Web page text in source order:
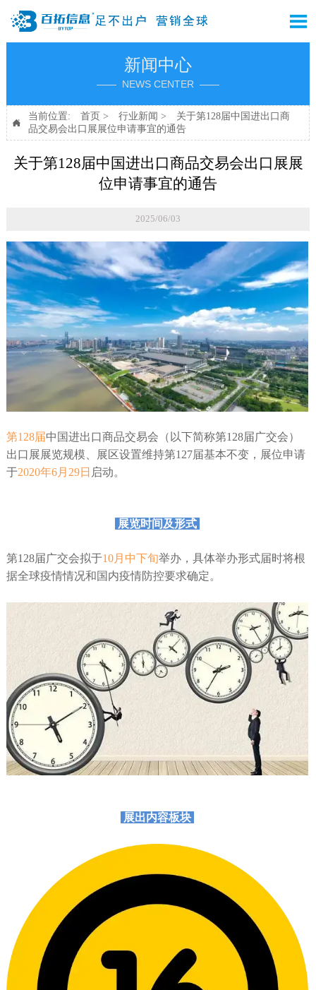

新闻中心
—— NEWS CENTER ——

当前位置: 首页 > 行业新闻 >
关于第128届中国进出口商
品交易会出口展展位申请事宜的通告
关于第128届中国进出口商品交易会出口展展
位申请事宜的通告
2025/06/03
第128届中国进出口商品交易会（以下简称第128届广交会）
出口展展览规模、展区设置维持第127届基本不变，展位申请
于2020年6月29日 启动。
展览时间及形式
第128届广交会拟于10月中下旬举办，具体举办形式届时将根
据全球疫情情况和国内疫情防控要求确定。
展出内容板块